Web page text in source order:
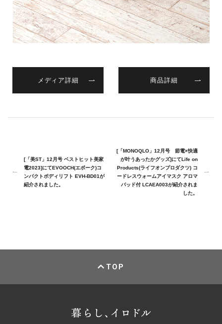
メディア詳細 商品詳細
[「美ST」12月号 ベストヒット美家
電2023]にてEVOOCH(エボーク)コ
ンパクトボディリフト EVH-BD01が
紹介されました。
[「MONOQLO」12月号 節電×快適
が叶うあったかグッズ]にてLife on
Products(ライフオンプロダクツ) コ
ードレスウォームアイマスク アロマ
パッド付 LCAEA003が紹介されま
した。
TOP